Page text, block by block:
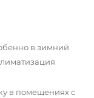
в зимний
в помещениях с